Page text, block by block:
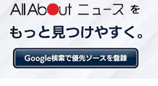
第2位にランクインしたのは、「
ドリンクや焼き菓子を取りそろ
「MACHI cafe」を展開するなど
いるローソンでは、定番の「ミ
（税込140円）」や新発売の「